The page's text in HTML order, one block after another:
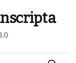
Suchen